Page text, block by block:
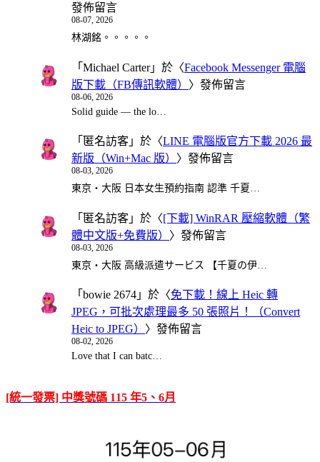
發佈留言
08-07, 2026
林湖銘。。。。。
「 Michael Carter」於〈Facebook Messenger 電腦
版下載（FB傳訊軟體） 〉發佈留言
08-06, 2026
Solid guide — the lo…
「 匿名訪客 」於〈LINE 電腦版官方下載 2026 最
新版（Win+Mac 版） 〉發佈留言
08-03, 2026
東京・大阪 日本女生預約指南 認準 千夏…
「 匿名訪客 」於〈[下載] WinRAR 壓縮軟體（繁
體中文版+免費版） 〉發佈留言
08-03, 2026
東京・大阪 高級派遣サービス 【千夏の伊…
「 bowie 2674 」於〈免下載！線上 Heic 轉
JPEG，可批次處理最多 50 張照片！（Convert
Heic to JPEG） 〉發佈留言
08-02, 2026
Love that I can batc…
[統一發票] 中獎號碼 115 年5、6月